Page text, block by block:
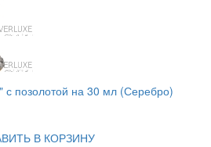
с позолотой на 30 мл (Серебро)
В КОРЗИНУ